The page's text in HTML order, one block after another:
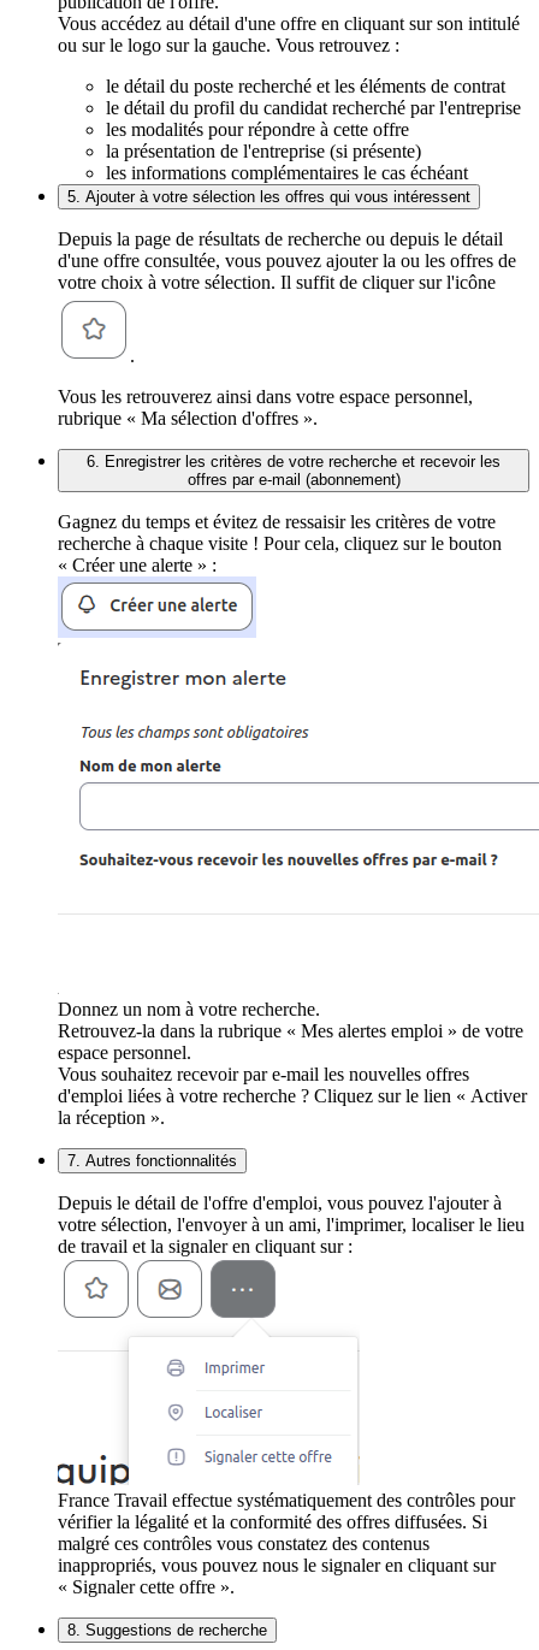
Vous accédez au détail d'une offre en cliquant sur son intitulé
ou sur le logo sur la gauche. Vous retrouvez :
le détail du poste recherché et les éléments de contrat
le détail du profil du candidat recherché par l'entreprise
les modalités pour répondre à cette offre
la présentation de l'entreprise (si présente)
les informations complémentaires le cas échéant
5. Ajouter à votre sélection les offres qui vous intéressent
Depuis la page de résultats de recherche ou depuis le détail
d'une offre consultée, vous pouvez ajouter la ou les offres de
votre choix à votre sélection. Il suffit de cliquer sur l'icône
.
Vous les retrouverez ainsi dans votre espace personnel,
rubrique « Ma sélection d'offres ».
6. Enregistrer les critères de votre recherche et recevoir les
offres par e-mail (abonnement)
Gagnez du temps et évitez de ressaisir les critères de votre
recherche à chaque visite ! Pour cela, cliquez sur le bouton
« Créer une alerte » :
Donnez un nom à votre recherche.
Retrouvez-la dans la rubrique « Mes alertes emploi » de votre
espace personnel.
Vous souhaitez recevoir par e-mail les nouvelles offres
d'emploi liées à votre recherche ? Cliquez sur le lien « Activer
la réception ».
7. Autres fonctionnalités
Depuis le détail de l'offre d'emploi, vous pouvez l'ajouter à
votre sélection, l'envoyer à un ami, l'imprimer, localiser le lieu
de travail et la signaler en cliquant sur :
France Travail effectue systématiquement des contrôles pour
vérifier la légalité et la conformité des offres diffusées. Si
malgré ces contrôles vous constatez des contenus
inappropriés, vous pouvez nous le signaler en cliquant sur
« Signaler cette offre ».
8. Suggestions de recherche